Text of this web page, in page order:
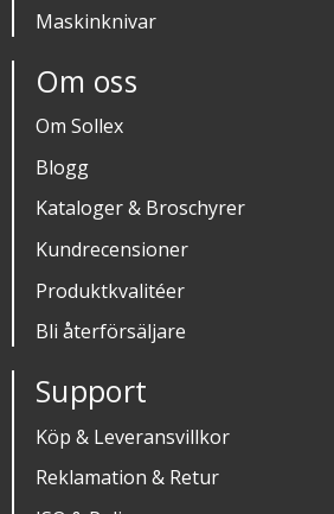
Maskinknivar
Om oss
Om Sollex
Blogg
Kataloger & Broschyrer
Kundrecensioner
Produktkvalitéer
Bli återförsäljare
Support
Köp & Leveransvillkor
Reklamation & Retur